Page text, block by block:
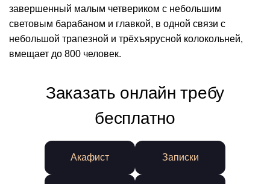
завершенный малым четвериком с небольшим
световым барабаном и главкой, в одной связи с
небольшой трапезной и трёхъярусной колокольней,
вмещает до 800 человек.
Заказать онлайн требу
бесплатно
Акафист Записки